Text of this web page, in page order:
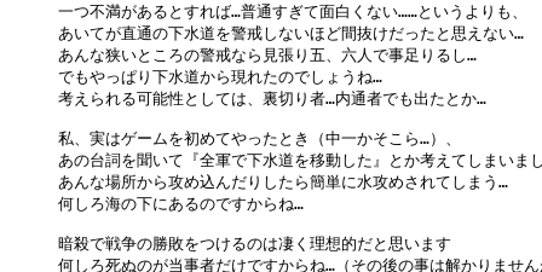
一つ不満があるとすれば…普通すぎて面白くない……というよりも、
あいてが直通の下水道を警戒しないほど間抜けだったと思えない…
あんな狭いところの警戒なら見張り五、六人で事足りるし…
でもやっぱり下水道から現れたのでしょうね…
考えられる可能性としては、裏切り者…内通者でも出たとか…
私、実はゲームを初めてやったとき（中一かそこら…）、
あの台詞を聞いて『全軍で下水道を移動した』とか考えてしまいま
あんな場所から攻め込んだりしたら簡単に水攻めされてしまう…
何しろ海の下にあるのですからね…
暗殺で戦争の勝敗をつけるのは凄く理想的だと思います
何しろ死ぬのが当事者だけですからね…（その後の事は解かりませ